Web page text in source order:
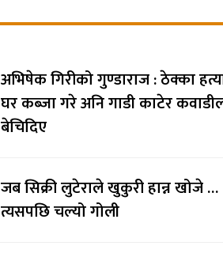
अभिषेक गिरीको गुण्डाराज : ठेक्का
घर कब्जा गरे अनि गाडी काटेर
बेचिदिए
जब सिक्री लुटेराले खुकुरी हान्न खोजे …
त्यसपछि चल्यो गोली